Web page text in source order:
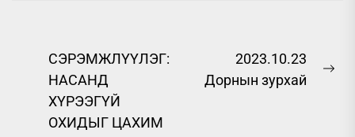
Post
navigation
СЭРЭМЖЛҮҮЛЭГ:
НАСАНД
ХҮРЭЭГҮЙ
ОХИДЫГ ЦАХИМ
2023.10.23
Дорнын зурхай